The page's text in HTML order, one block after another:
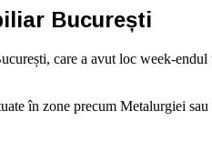
București
care a avut loc week-
în zone precum Metalurgiei